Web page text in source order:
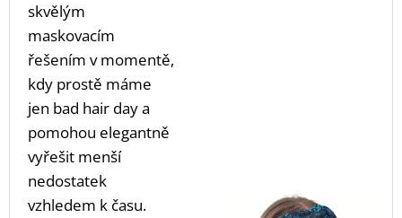
skvělým
maskovacím
řešením v momentě,
kdy prostě máme
jen bad hair day a
pomohou elegantně
vyřešit menší
nedostatek
vzhledem k času.